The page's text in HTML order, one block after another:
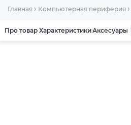
Главная Компьютерная периферия
Про товар ХарактеристикиАксесуары